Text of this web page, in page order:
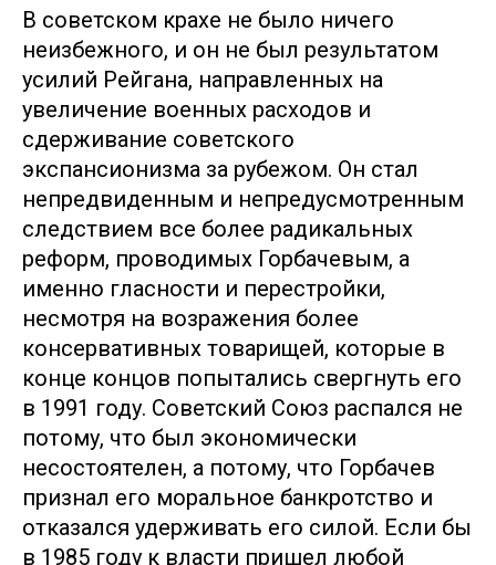
В советском крахе не было ничего
неизбежного, и он не был результатом
усилий Рейгана, направленных на
увеличение военных расходов и
сдерживание советского
экспансионизма за рубежом. Он стал
непредвиденным и непредусмотренным
следствием все более радикальных
реформ, проводимых Горбачевым, а
именно гласности и перестройки,
несмотря на возражения более
консервативных товарищей, которые в
конце концов попытались свергнуть его
в 1991 году. Советский Союз распался не
потому, что был экономически
несостоятелен, а потому, что Горбачев
признал его моральное банкротство и
отказался удерживать его силой. Если бы
в 1985 году к власти пришел любой